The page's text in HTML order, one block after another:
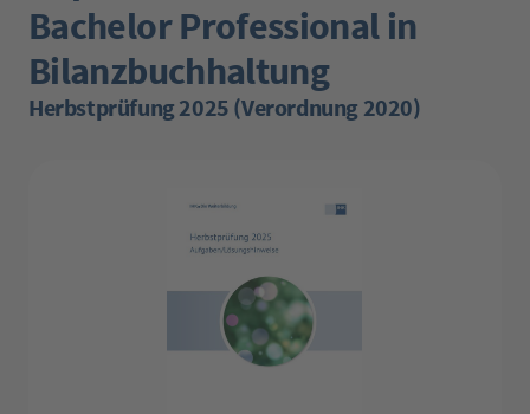
Bachelor Professional in
Bilanzbuchhaltung
Herbstprüfung 2025 (Verordnung 2020)